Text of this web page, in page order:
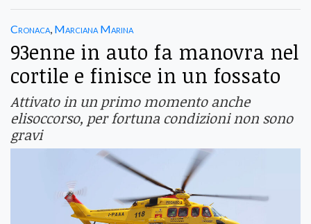
Cronaca Marciana Marina
93enne in auto fa manovra nel
cortile e finisce in un fossato
Attivato in un primo momento anche
elisoccorso, per fortuna condizioni non sono
gravi